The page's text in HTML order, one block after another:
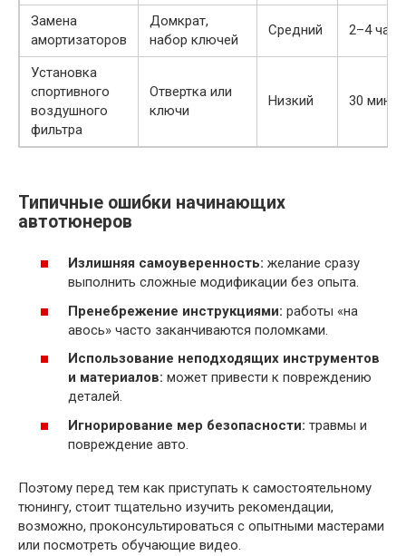
Замена
амортизаторов
Домкрат,
набор ключей
Средний 2–4 часа
Установка
спортивного
воздушного
фильтра
Отвертка или
ключи
Низкий 30 минут
Типичные ошибки начинающих
автотюнеров
Излишняя самоуверенность: желание сразу
выполнить сложные модификации без опыта.
Пренебрежение инструкциями: работы «на
авось» часто заканчиваются поломками.
Использование неподходящих инструментов
и материалов: может привести к повреждению
деталей.
Игнорирование мер безопасности: травмы и
повреждение авто.
Поэтому перед тем как приступать к самостоятельному
тюнингу, стоит тщательно изучить рекомендации,
возможно, проконсультироваться с опытными мастерами
или посмотреть обучающие видео.